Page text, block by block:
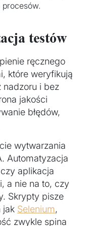
testów
ręcznego
które weryfikują
nadzoru i bez
jakości
błędów,
wytwarzania
Automatyzacja
aplikacja
a nie na to, czy
Skrypty pisze
jak Selenium,
zwykle spina